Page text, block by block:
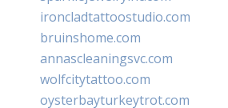
ironcladtattoostudio.com
bruinshome.com
annascleaningsvc.com
wolfcitytattoo.com
oysterbayturkeytrot.com